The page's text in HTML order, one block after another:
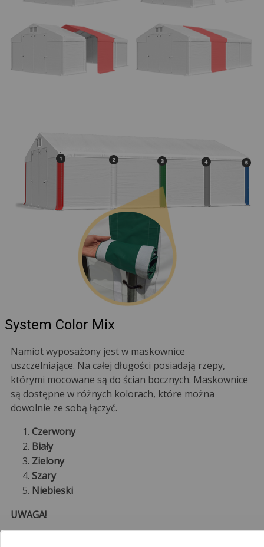
System Color Mix
Namiot wyposażony jest w maskownice
uszczelniające. Na całej długości posiadają rzepy,
którymi mocowane są do ścian bocznych. Maskownice
są dostępne w różnych kolorach, które można
dowolnie ze sobą łączyć.
Czerwony
Biały
Zielony
Szary
Niebieski
UWAGA!